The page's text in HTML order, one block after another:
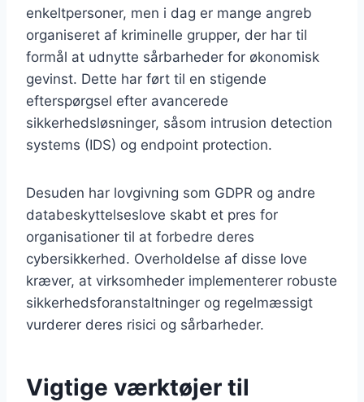
enkeltpersoner, men i dag er mange angreb
organiseret af kriminelle grupper, der har til
formål at udnytte sårbarheder for økonomisk
gevinst. Dette har ført til en stigende
efterspørgsel efter avancerede
sikkerhedsløsninger, såsom intrusion detection
systems (IDS) og endpoint protection.
Desuden har lovgivning som GDPR og andre
databeskyttelseslove skabt et pres for
organisationer til at forbedre deres
cybersikkerhed. Overholdelse af disse love
kræver, at virksomheder implementerer robuste
sikkerhedsforanstaltninger og regelmæssigt
vurderer deres risici og sårbarheder.
Vigtige værktøjer til